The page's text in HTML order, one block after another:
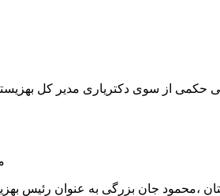
حکمی از سوی دکتریاری مدیر کل
،محمود جان بزرگی به عنوان رئيس